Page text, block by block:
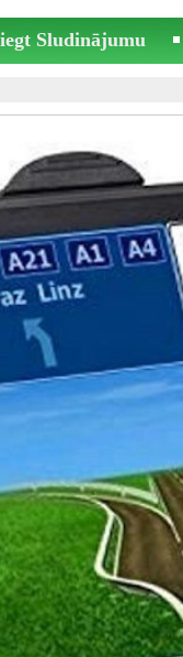
Sludinājumu